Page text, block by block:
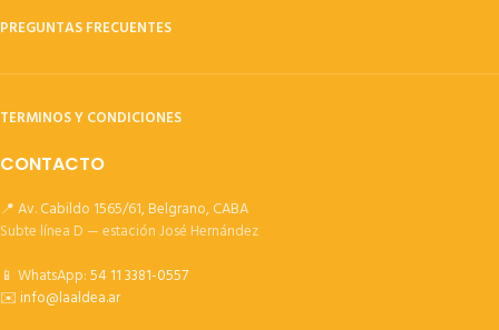
PREGUNTAS FRECUENTES
TERMINOS Y CONDICIONES
CONTACTO
📍 Av. Cabildo 1565/61, Belgrano, CABA
Subte línea D — estación José Hernández
📱 WhatsApp:54 11 3381-0557
✉️info@laaldea.ar